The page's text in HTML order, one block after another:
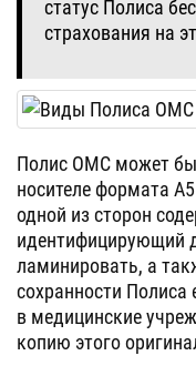
статус Полиса
страхования на
Полис ОМС может
носителе формата
одной из сторон
идентифицирующий
ламинировать, а
сохранности Полиса
в медицинские
копию этого